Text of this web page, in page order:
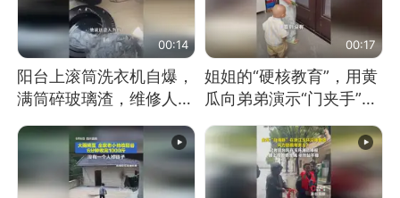
00:14
阳台上滚筒洗衣机自爆，
满筒碎玻璃渣，维修人员
称是人为原因，从未见过
洗衣机自爆
00:17
姐姐的“硬核教育”，用黄
瓜向弟弟演示“门夹手”，
网友：果然言传不如身
教！